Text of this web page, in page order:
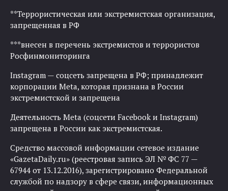
**Террористическая или экстремистская организация,
запрещенная в РФ
***внесен в перечень экстремистов и террористов
Росфинмониторинга
Instagram — соцсеть запрещена в РФ; принадлежит
корпорации Meta, которая признана в России
экстремистской и запрещена
Деятельность Meta (соцсети Facebook и Instagram)
запрещена в России как экстремистская.
Средство массовой информации сетевое издание
«GazetaDaily.ru» (реестровая запись ЭЛ № ФС 77 —
67944 от 13.12.2016), зарегистрировано Федеральной
службой по надзору в сфере связи, информационных